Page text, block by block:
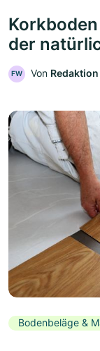
der
FW Von
Bodenbeläge &